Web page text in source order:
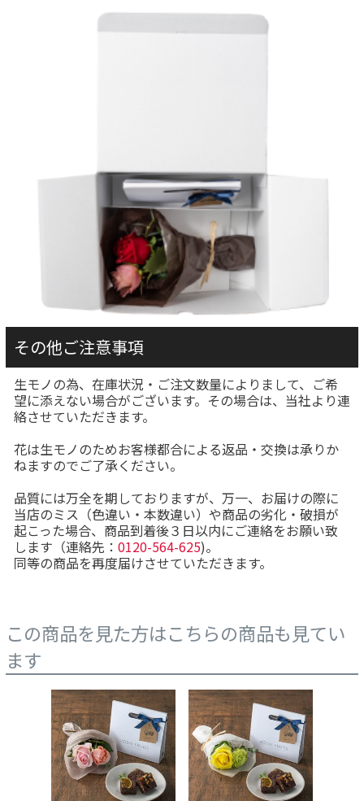
その他ご注意事項
生モノの為、在庫状況・ご注文数量によりまして、ご希
望に添えない場合がございます。その場合は、当社より連
絡させていただきます。
花は生モノのためお客様都合による返品・交換は承りか
ねますのでご了承ください。
品質には万全を期しておりますが、万一、お届けの際に
当店のミス（色違い・本数違い）や商品の劣化・破損が
起こった場合、商品到着後３日以内にご連絡をお願い致
します（連絡先： 0120-564-625)。
同等の商品を再度届けさせていただきます。
この商品を見た方はこちらの商品も見てい
ます